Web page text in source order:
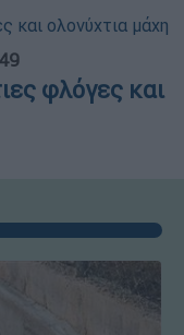
φλόγες και